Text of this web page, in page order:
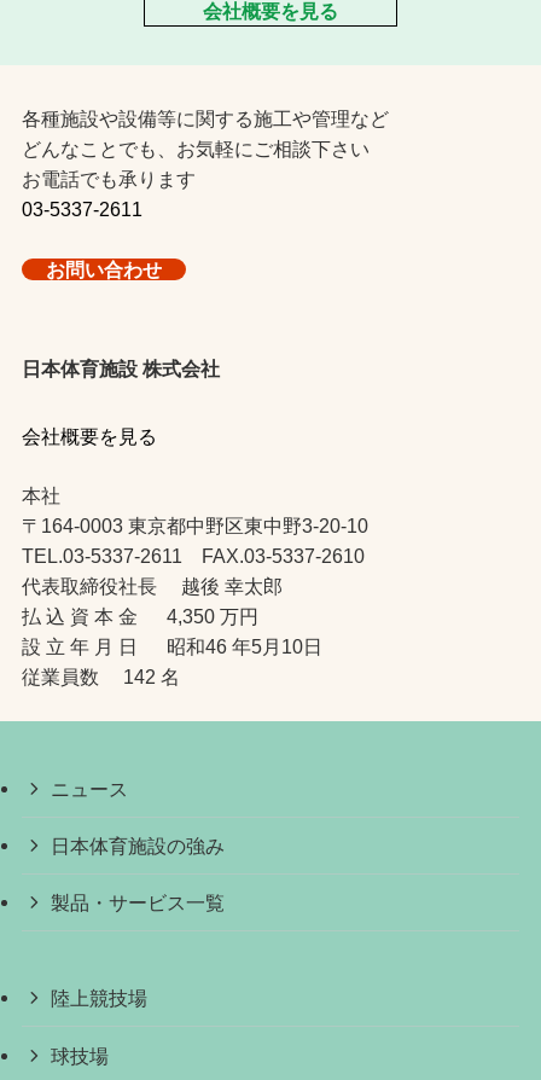
会社概要を見る
各種施設や設備等に関する施工や管理など
どんなことでも、お気軽にご相談下さい
お電話でも承ります
03-5337-2611
お問い合わせ
日本体育施設 株式会社
会社概要を見る
本社
〒164-0003 東京都中野区東中野3-20-10
TEL.03-5337-2611 FAX.03-5337-2610
代表取締役社長 越後 幸太郎
払 込 資 本 金 4,350 万円
設 立 年 月 日 昭和46 年5月10日
従業員数 142 名
ニュース
日本体育施設の強み
製品・サービス一覧
陸上競技場
球技場